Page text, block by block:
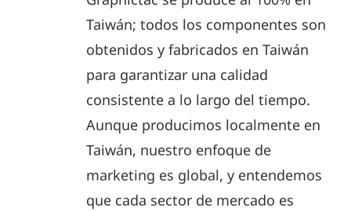
Taiwán; todos los componentes son
obtenidos y fabricados en Taiwán
para garantizar una calidad
consistente a lo largo del tiempo.
Aunque producimos localmente en
Taiwán, nuestro enfoque de
marketing es global, y entendemos
que cada sector de mercado es